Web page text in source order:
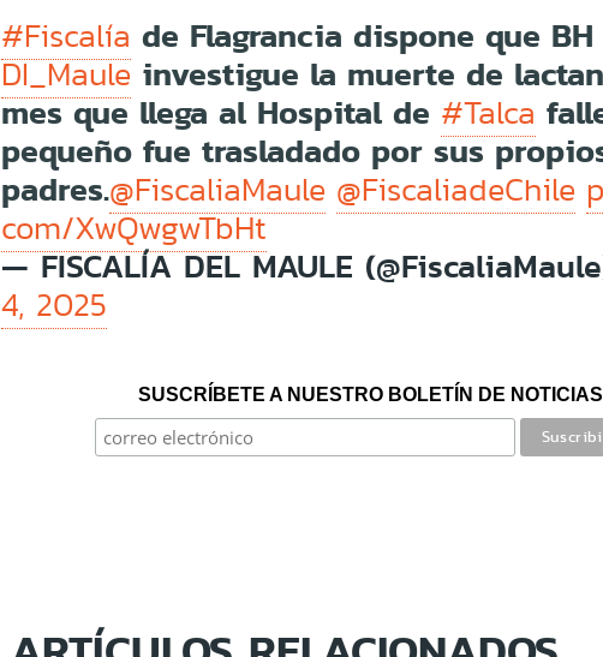
#Fiscalía de Flagrancia dispone que
DI_Maule investigue la muerte de
mes que llega al Hospital de #Talca
pequeño fue trasladado por sus
padres.@FiscaliaMaule @FiscaliadeChile
com/XwQwgwTbHt
— FISCALÍA DEL MAULE
4, 2025
SUSCRÍBETE A NUESTRO BOLETÍN DE NOTICIAS